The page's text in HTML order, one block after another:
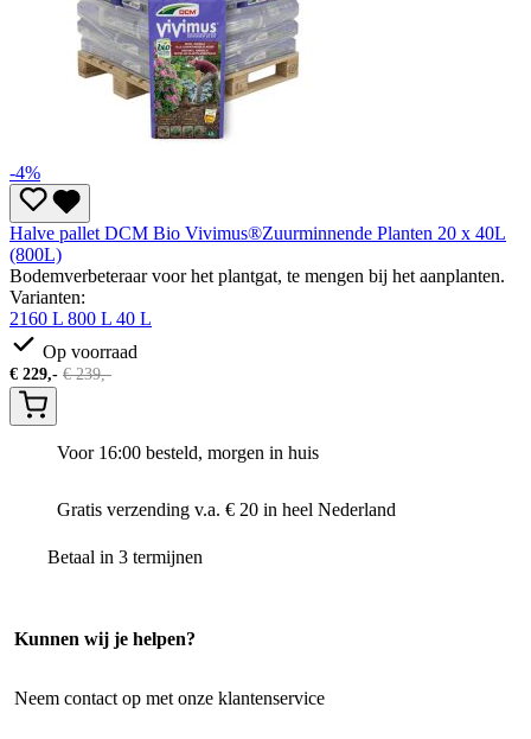
-4%
Halve pallet DCM Bio Vivimus®Zuurminnende Planten 20 x 40L
(800L)
Bodemverbeteraar voor het plantgat, te mengen bij het aanplanten.
Varianten:
2160 L 800 L 40 L
Op voorraad
€ 229,- €239,-
Voor 16:00 besteld, morgen in huis
Gratis verzending v.a. € 20 in heel Nederland
Betaal in 3 termijnen
Kunnen wij je helpen?
Neem contact op met onze klantenservice